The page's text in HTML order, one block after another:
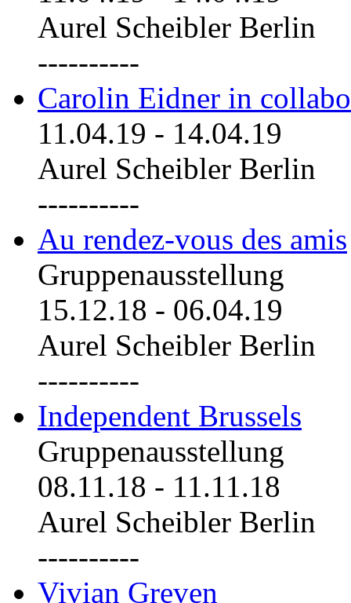
Aurel Scheibler Berlin
----------
Carolin Eidner in
11.04.19 - 14.04.19
Aurel Scheibler Berlin
----------
Au rendez-vous des amis
Gruppenausstellung
15.12.18 - 06.04.19
Aurel Scheibler Berlin
----------
Independent Brussels
Gruppenausstellung
08.11.18 - 11.11.18
Aurel Scheibler Berlin
----------
Vivian Greven